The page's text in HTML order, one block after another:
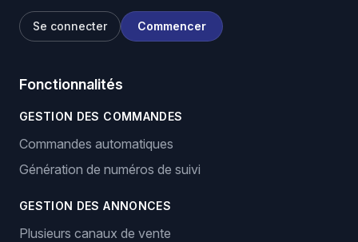
Se connecter Commencer
Fonctionnalités
GESTION DES COMMANDES
Commandes automatiques
Génération de numéros de suivi
GESTION DES ANNONCES
Plusieurs canaux de vente